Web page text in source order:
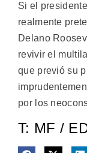
Si el
realmente
Delano
revivir el
que previó su
por los
T: MF /